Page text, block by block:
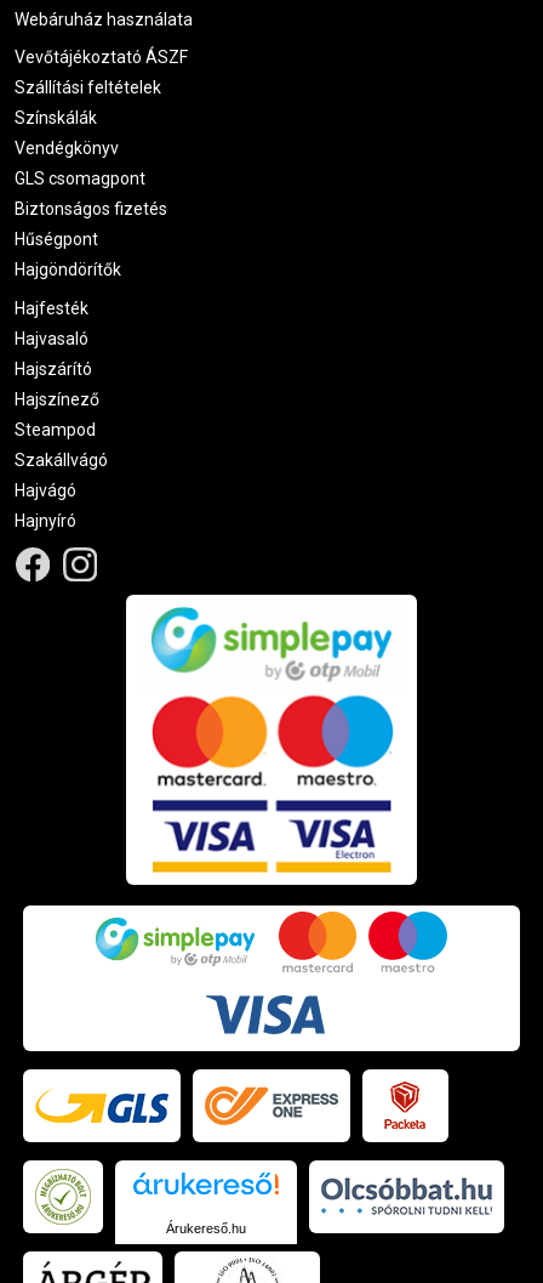
Webáruház használata
Vevőtájékoztató ÁSZF
Szállítási feltételek
Színskálák
Vendégkönyv
GLS csomagpont
Biztonságos fizetés
Hűségpont
Hajgöndörítők
Hajfesték
Hajvasaló
Hajszárító
Hajszínező
Steampod
Szakállvágó
Hajvágó
Hajnyíró
Árukereső.hu